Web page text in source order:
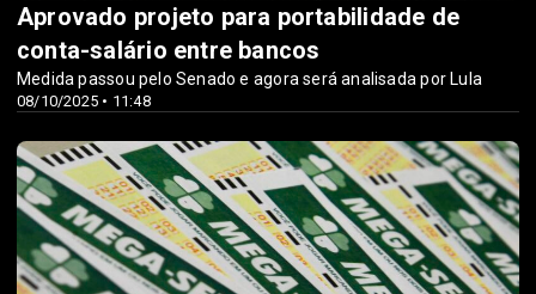
08/10/2025 • 11:48
Aprovado projeto para portabilidade de
conta-salário entre bancos
Medida passou pelo Senado e agora será analisada por Lula